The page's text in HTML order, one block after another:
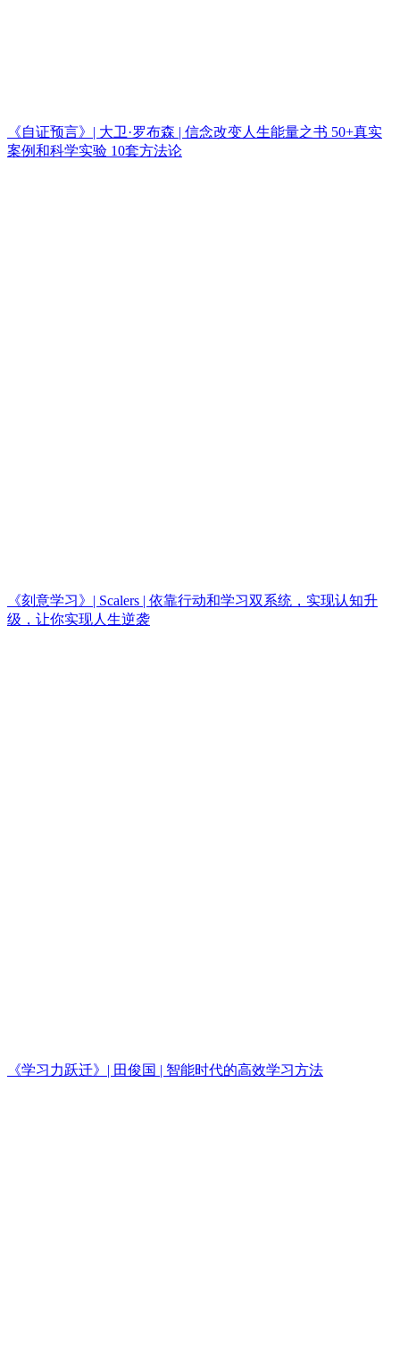
《自证预言》| 大卫·罗布森 | 信念改变人生能量之书 50+真实
案例和科学实验 10套方法论
《刻意学习》| Scalers | 依靠行动和学习双系统，实现认知升
级，让你实现人生逆袭
《学习力跃迁》| 田俊国 | 智能时代的高效学习方法